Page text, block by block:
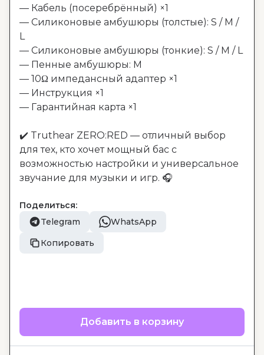
— Кабель (посеребрённый) ×1
— Силиконовые амбушюры (толстые): S / M /
L
— Силиконовые амбушюры (тонкие): S / M / L
— Пенные амбушюры: M
— 10Ω импедансный адаптер ×1
— Инструкция ×1
— Гарантийная карта ×1
✔️ Truthear ZERO:RED — отличный выбор
для тех, кто хочет мощный бас с
возможностью настройки и универсальное
звучание для музыки и игр. 🎧
Поделиться:
Telegram
WhatsApp
Копировать
Добавить в корзину